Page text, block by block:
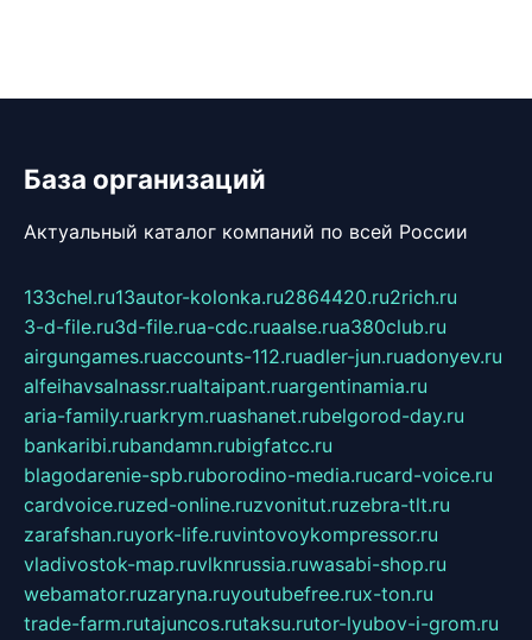
База организаций
Актуальный каталог компаний по всей России
133chel.ru13autor-kolonka.ru2864420.ru2rich.ru
3-d-file.ru3d-file.rua-cdc.ruaalse.rua380club.ru
airgungames.ruaccounts-112.ruadler-jun.ruadonyev.ru
alfeihavsalnassr.rualtaipant.ruargentinamia.ru
aria-family.ruarkrym.ruashanet.rubelgorod-day.ru
bankaribi.rubandamn.rubigfatcc.ru
blagodarenie-spb.ruborodino-media.rucard-voice.ru
cardvoice.ruzed-online.ruzvonitut.ruzebra-tlt.ru
zarafshan.ruyork-life.ruvintovoykompressor.ru
vladivostok-map.ruvlknrussia.ruwasabi-shop.ru
webamator.ruzaryna.ruyoutubefree.rux-ton.ru
trade-farm.rutajuncos.rutaksu.rutor-lyubov-i-grom.ru